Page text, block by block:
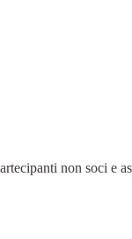
non soci e